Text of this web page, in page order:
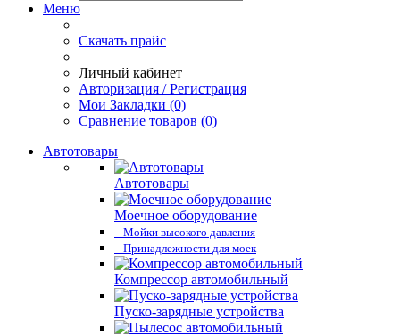
Меню
Скачать прайс
Личный кабинет
Авторизация / Регистрация
Мои Закладки (0)
Сравнение товаров (0)
Автотовары
Автотовары
Моечное оборудование
– Мойки высокого давления
– Принадлежности для моек
Компрессор автомобильный
Пуско-зарядные устройства